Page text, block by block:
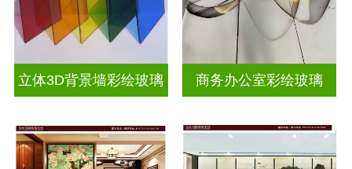
立体3D背景墙彩绘玻璃 商务办公室彩绘玻璃